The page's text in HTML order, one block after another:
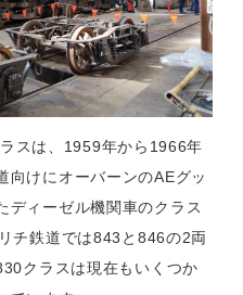
スは、1959年から1966年
向けにオーバーンのAEグッ
ディーゼル機関車のクラス
チ鉄道では843と846の2両
クラスは現在もいくつか